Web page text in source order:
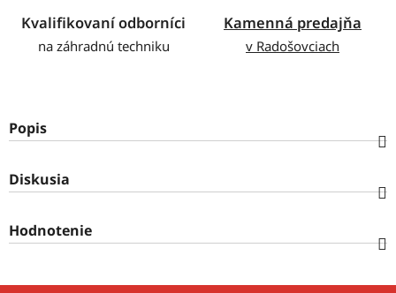
Kvalifikovaní odborníci
na záhradnú techniku
Kamenná predajňa
v Radošovciach
Popis
Diskusia
Hodnotenie